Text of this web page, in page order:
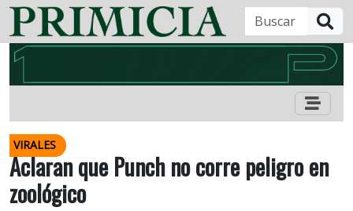
VIRALES
Aclaran que Punch no corre peligro en
zoológico